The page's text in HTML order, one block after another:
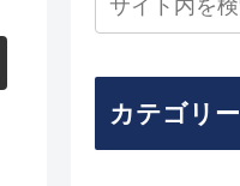
カテゴリー